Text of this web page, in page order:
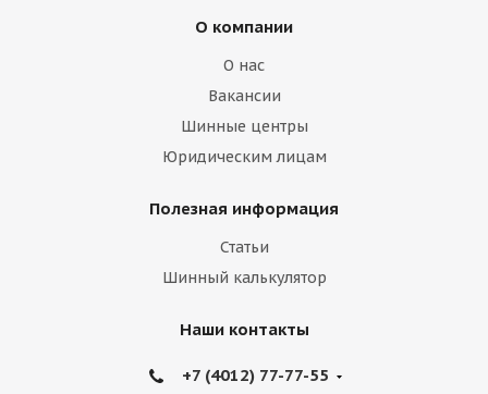
О компании
О нас
Вакансии
Шинные центры
Юридическим лицам
Полезная информация
Статьи
Шинный калькулятор
Наши контакты
+7 (4012) 77-77-55